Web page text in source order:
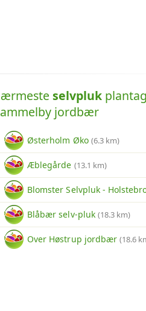
selvpluk
jordbær
Østerholm Øko (6.3 km)
Æblegårde (13.1 km)
Blomster Selvpluk -
Blåbær selv-pluk (18.3 km)
Over Høstrup jordbær(18.6